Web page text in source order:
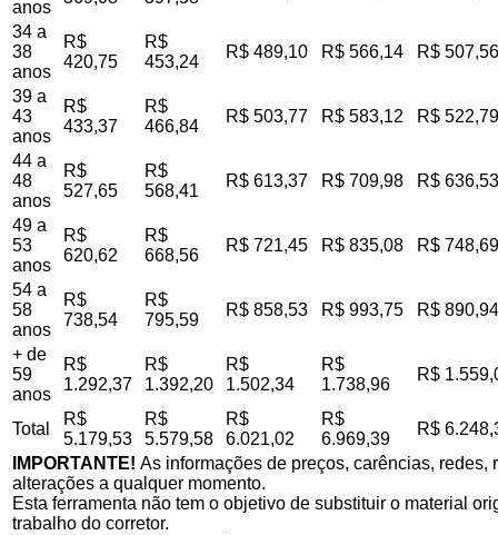
anos
34 a
38
anos
R$
420,75
R$
453,24
R$ 489,10 R$ 566,14 R$ 507,56
39 a
43
anos
R$
433,37
R$
466,84
R$ 503,77 R$ 583,12 R$ 522,79
44 a
48
anos
R$
527,65
R$
568,41
R$ 613,37 R$ 709,98 R$ 636,53
49 a
53
anos
R$
620,62
R$
668,56
R$ 721,45 R$ 835,08 R$ 748,69
54 a
58
anos
R$
738,54
R$
795,59
R$ 858,53 R$ 993,75 R$ 890,94
+ de
59
anos
R$
1.292,37
R$
1.392,20
R$
1.502,34
R$
1.738,96
R$
Total
R$
5.179,53
R$
5.579,58
R$
6.021,02
R$
6.969,39
R$
IMPORTANTE! As informações de preços, carências,
alterações a qualquer momento.
Esta ferramenta não tem o objetivo de substituir o material
trabalho do corretor.